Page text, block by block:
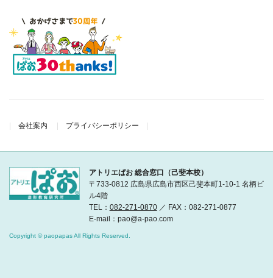
会社案内 プライバシーポリシー
アトリエぱお 総合窓口（己斐本校）
〒733-0812 広島県広島市西区己斐本町1-10-1 名柄ビ
ル4階
TEL： 082-271-0870／ FAX：082-271-0877
E-mail：pao@a-pao.com
Copyright © paopapas All Rights Reserved.